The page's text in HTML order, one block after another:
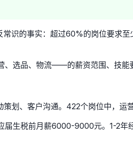
识的事实：超过60%的岗位要求
选品、物流——的薪资范围、技能
划、客户沟通。422个岗位中，运
届生税前月薪6000-9000元。1-2